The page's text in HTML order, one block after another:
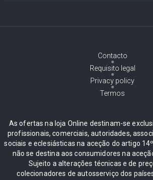
Contacto
Requisito legal
Privacy policy
Termos
As ofertas na loja Online destinam-se
profissionais, comerciais, autoridades,
sociais e eclesiásticas na aceção do artigo
não se destina aos consumidores na
Sujeito a alterações técnicas e de
colecionadores de autosserviço dos